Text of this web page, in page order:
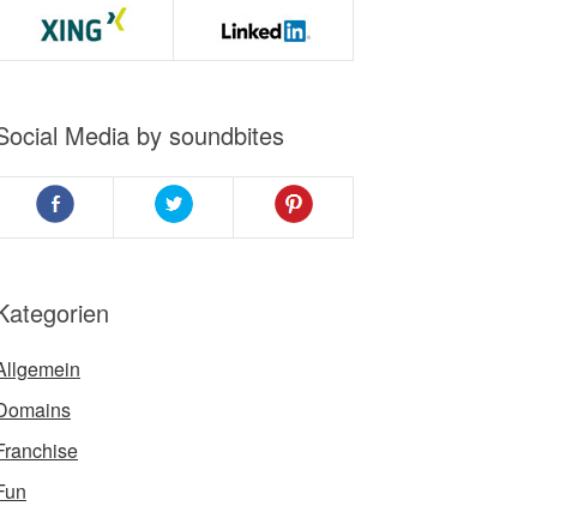
Media by soundbites